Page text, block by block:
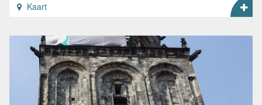
Kaart